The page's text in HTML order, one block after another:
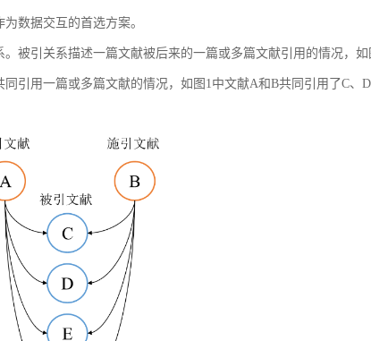
数据交互的首选方案。
被引关系描述一篇文献被后来的一篇或多篇文献引用的情况，如
引用一篇或多篇文献的情况，如图1中文献A和B共同引用了C、